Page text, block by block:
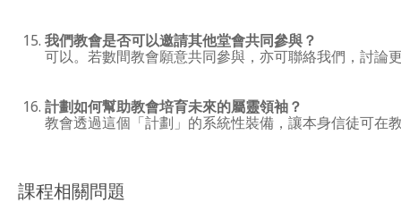
我們教會是否可以邀請其他堂會共同參與？
可以。若數間教會願意共同參與，亦可聯絡我們，討論
計劃如何幫助教會培育未來的屬靈領袖？
教會透過這個「計劃」的系統性裝備，讓本身信徒可在
課程相關問題